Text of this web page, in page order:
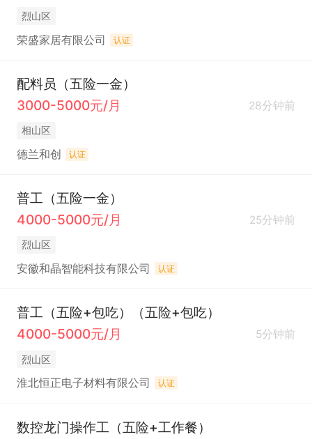
烈山区
荣盛家居有限公司 认证
配料员（五险一金）
3000-5000元/月
28分钟前
相山区
德兰和创 认证
普工（五险一金）
4000-5000元/月
25分钟前
烈山区
安徽和晶智能科技有限公司 认证
普工（五险+包吃）（五险+包吃）
4000-5000元/月
5分钟前
烈山区
淮北恒正电子材料有限公司 认证
数控龙门操作工（五险+工作餐）